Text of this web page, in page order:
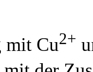
mit Cu2+